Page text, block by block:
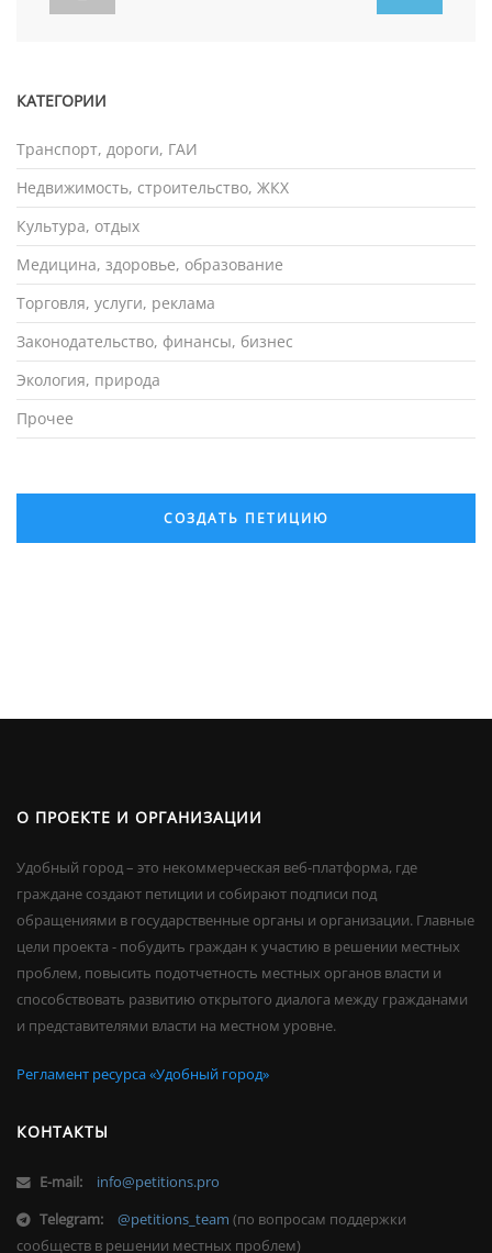
КАТЕГОРИИ
Транспорт, дороги, ГАИ
Недвижимость, строительство, ЖКХ
Культура, отдых
Медицина, здоровье, образование
Торговля, услуги, реклама
Законодательство, финансы, бизнес
Экология, природа
Прочее
СОЗДАТЬ ПЕТИЦИЮ
О ПРОЕКТЕ И ОРГАНИЗАЦИИ
Удобный город – это некоммерческая веб-платформа, где
граждане создают петиции и собирают подписи под
обращениями в государственные органы и организации. Главные
цели проекта - побудить граждан к участию в решении местных
проблем, повысить подотчетность местных органов власти и
способствовать развитию открытого диалога между гражданами
и представителями власти на местном уровне.
Регламент ресурса «Удобный город»
КОНТАКТЫ
E-mail:
info@petitions.pro
Telegram:
@petitions_team (по вопросам поддержки
сообществ в решении местных проблем)